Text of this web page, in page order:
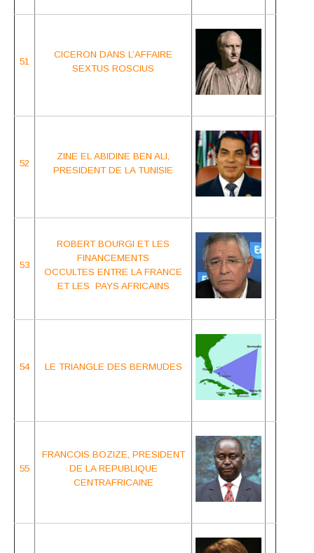
51
CICERON DANS L’AFFAIRE
SEXTUS ROSCIUS
52
ZINE EL ABIDINE BEN ALI,
PRESIDENT DE LA TUNISIE
53
ROBERT BOURGI ET LES
FINANCEMENTS
OCCULTES ENTRE LA FRANCE
ET LES PAYS AFRICAINS
54 LE TRIANGLE DES BERMUDES
55
FRANCOIS BOZIZE, PRESIDENT
DE LA REPUBLIQUE
CENTRAFRICAINE